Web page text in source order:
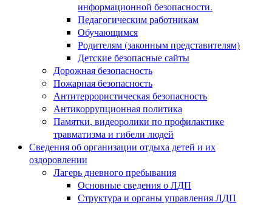
информационной безопасности.
Педагогическим работникам
Обучающимся
Родителям (законным представителям)
Детские безопасные сайты
Дорожная безопасность
Пожарная безопасность
Антитеррористическая безопасность
Антикоррупционная политика
Памятки, видеоролики по профилактике
травматизма и гибели людей
Сведения об организации отдыха детей и их
оздоровлении
Лагерь дневного пребывания
Основные сведения о ЛДП
Структура и органы управления ЛДП